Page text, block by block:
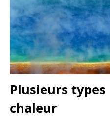
Plusieurs
chaleur